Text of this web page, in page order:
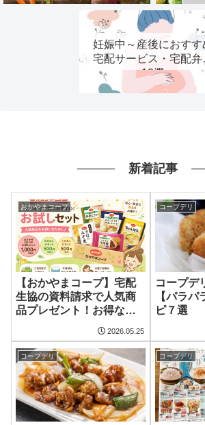
妊娠中～産後におすす
宅配サービス・宅配弁
12選
新着記事
おかやまコープ
【おかやまコープ】宅配
生協の資料請求で人気商
品プレゼント！お得なお
2026.05.25
コープデリ
コープデ
【パラ
ピ７選
コープデリ コープデリ